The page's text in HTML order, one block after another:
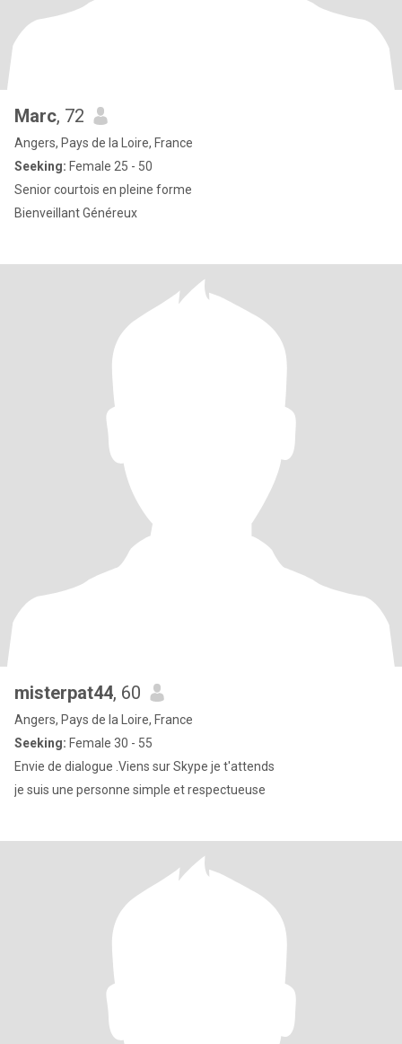
Marc, 72
Angers, Pays de la Loire, France
Seeking: Female 25 - 50
Senior courtois en pleine forme
Bienveillant Généreux
misterpat44, 60
Angers, Pays de la Loire, France
Seeking: Female 30 - 55
Envie de dialogue .Viens sur Skype je t'attends
je suis une personne simple et respectueuse